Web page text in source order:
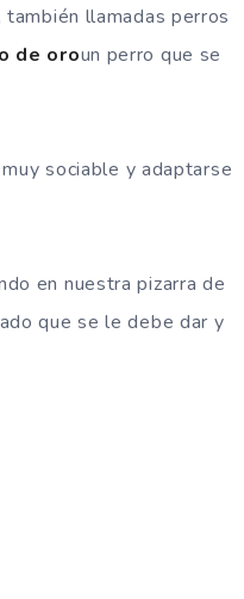
llamadas perros
de oroun perro que se
sociable y adaptarse
en nuestra pizarra de
que se le debe dar y